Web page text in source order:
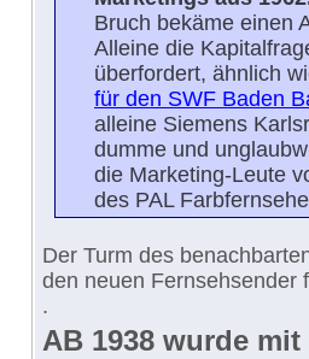
Bruch bekäme einen
Alleine die
überfordert, ähnlich
für den SWF Baden
alleine Siemens
dumme und
die Marketing-Leute
des PAL
Der Turm des
den neuen Fernsehsender
.
AB 1938 wurde